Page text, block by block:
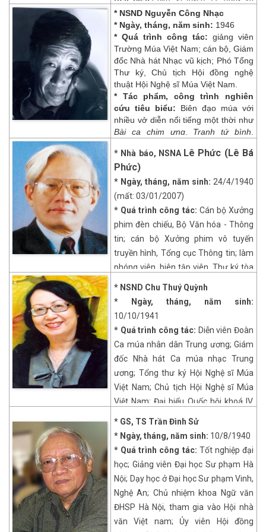
tinh thần thời kì Đại Việt
biên, Nxb Hồng Đức, 2023.
trên đỉnh Ba Vì, Khu tưởng niệm
Nguyễn Thái Học và các anh hùng
của cuộc Khởi nghĩa Yên Bái…
đêm; Em bé Hà Nội, Đất mẹ; Mối tình
đầu,…
* Giải thưởng:Giải thưởng Hồ Chí
Minh về văn học, nghệ thuật (2007).
* NSND Nguyễn Công Nhạc
* Ngày, tháng, năm sinh: 1946
* Quá trình công tác: giảng viên
Trường Múa Việt Nam; cán bộ, Giám
đốc Nhà hát Nhạc vũ kịch; Phó Tổng
Thư ký, Chủ tịch Hội đồng nghệ
thuật Hội Nghệ sĩ Múa Việt Nam.
* Tác phẩm, công trình nghiên
cứu tiêu biểu: Biên đạo múa với
nhiều vở diễn nổi tiếng một thời như
Bài ca chim ưng, Tranh tứ bình
năm xưa,Ngôi sao Đồng Lộc,Tiếng
gọi nơi hoang dã
Trương Chi…
* Giải thưởng:
nước về văn học, nghệ thuật (2002);
Huân chương Hiệp sĩ Văn học nghệ
thuật của Cộng hòa Pháp (2006).
* Nhà báo, NSNA Lê Phức (Lê Bá
Phức)
* Ngày, tháng, năm sinh: 24/4/1940
(mất: 03/01/2007)
* Quá trình công tác: Cán bộ Xưởng
phim đèn chiếu, Bộ Văn hóa - Thông
tin; cán bộ Xưởng phim vô tuyến
truyền hình, Tổng cục Thông tin; làm
phóng viên, biên tập viên, Thư ký tòa
Nghệ sĩ Nhiếp ảnh Việt Nam.
tiêu biểu:
Sinh Tồn(1988),
Sông Ba mùa cạn
Động Vòi Voi - Phong Nha - Kẻ Bàng
(2000).
* NSND Chu Thuý Quỳnh
* Ngày, tháng, năm sinh:
10/10/1941
* Quá trình công tác: Diễn viên Đoàn
Ca múa nhân dân Trung ương; Giám
đốc Nhà hát Ca múa nhạc Trung
ương; Tổng thư ký Hội Nghệ sĩ Múa
Việt Nam; Chủ tịch Hội Nghệ sĩ Múa
Việt Nam; Đại biểu Quốc hội khoá IV,
Biên đạo múa nhiều tác
phẩm như Hoa Tràng An, Vũ khúc
đàn T'rưng, Hương xuân, Hương quê,
Cánh chim không mỏi, Trống hội,
nghiên cứu phê bình múa, tác giả của
* GS, TS Trần Đình Sử
* Ngày, tháng, năm sinh: 10/8/1940
* Quá trình công tác: Tốt nghiệp đại
học; Giảng viên Đại học Sư phạm Hà
Nội; Dạy học ở Đại học Sư phạm Vinh,
Nghệ An; Chủ nhiệm khoa Ngữ văn
ĐHSP Hà Nội, tham gia vào Hội nhà
văn Việt nam; Ủy viên Hội đồng